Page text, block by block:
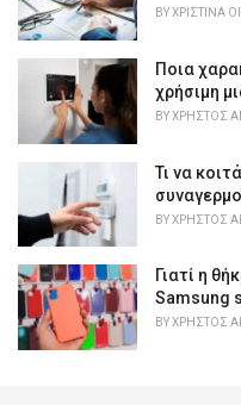
e
BYΧΡΙΣΤΊΝΑ
Ποια
χρήσιμη
BYΧΡΉΣΤΟΣ
Τι να
BYΧΡΉΣΤΟΣ
Γιατί η
Samsung
BYΧΡΉΣΤΟΣ